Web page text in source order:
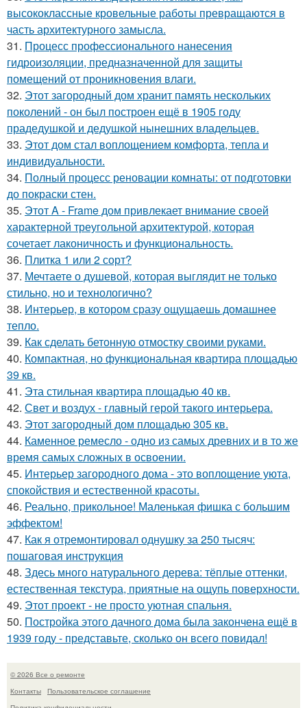
высококлассные кровельные работы превращаются в
часть архитектурного замысла.
31. Процесс профессионального нанесения
гидроизоляции, предназначенной для защиты
помещений от проникновения влаги.
32. Этот загородный дом хранит память нескольких
поколений - он был построен ещё в 1905 году
прадедушкой и дедушкой нынешних владельцев.
33. Этот дом стал воплощением комфорта, тепла и
индивидуальности.
34. Полный процесс реновации комнаты: от подготовки
до покраски стен.
35. Этот A - Frame дом привлекает внимание своей
характерной треугольной архитектурой, которая
сочетает лаконичность и функциональность.
36. Плитка 1 или 2 сорт?
37. Мечтаете о душевой, которая выглядит не только
стильно, но и технологично?
38. Интерьер, в котором сразу ощущаешь домашнее
тепло.
39. Как сделать бетонную отмостку своими руками.
40. Компактная, но функциональная квартира площадью
39 кв.
41. Эта стильная квартира площадью 40 кв.
42. Свет и воздух - главный герой такого интерьера.
43. Этот загородный дом площадью 305 кв.
44. Каменное ремесло - одно из самых древних и в то же
время самых сложных в освоении.
45. Интерьер загородного дома - это воплощение уюта,
спокойствия и естественной красоты.
46. Реально, прикольное! Маленькая фишка с большим
эффектом!
47. Как я отремонтировал однушку за 250 тысяч:
пошаговая инструкция
48. Здесь много натурального дерева: тёплые оттенки,
естественная текстура, приятные на ощупь поверхности.
49. Этот проект - не просто уютная спальня.
50. Постройка этого дачного дома была закончена ещё в
1939 году - представьте, сколько он всего повидал!
© 2026 Все о ремонте
Контакты
Пользовательское соглашение